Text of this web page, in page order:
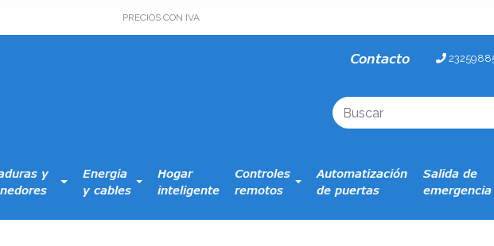
PRECIOS CON IVA
Contacto
y
Energia
y cables
Hogar
inteligente
Controles
remotos
Automatización
de puertas
Salida de
emergencia